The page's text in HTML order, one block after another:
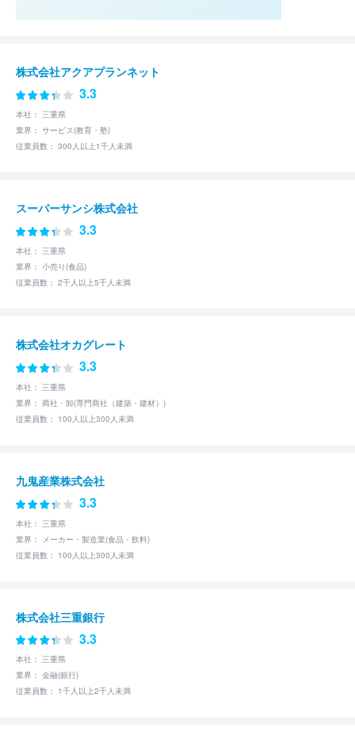
株式会社アクアプランネット
3.3
本社： 三重県
業界： サービス(教育・塾)
従業員数： 300人以上1千人未満
スーパーサンシ株式会社
3.3
本社： 三重県
業界： 小売り(食品)
従業員数： 2千人以上5千人未満
株式会社オカグレート
3.3
本社： 三重県
業界： 商社・卸(専門商社（建築・建材）)
従業員数： 100人以上300人未満
九鬼産業株式会社
3.3
本社： 三重県
業界： メーカー・製造業(食品・飲料)
従業員数： 100人以上300人未満
株式会社三重銀行
3.3
本社： 三重県
業界： 金融(銀行)
従業員数： 1千人以上2千人未満